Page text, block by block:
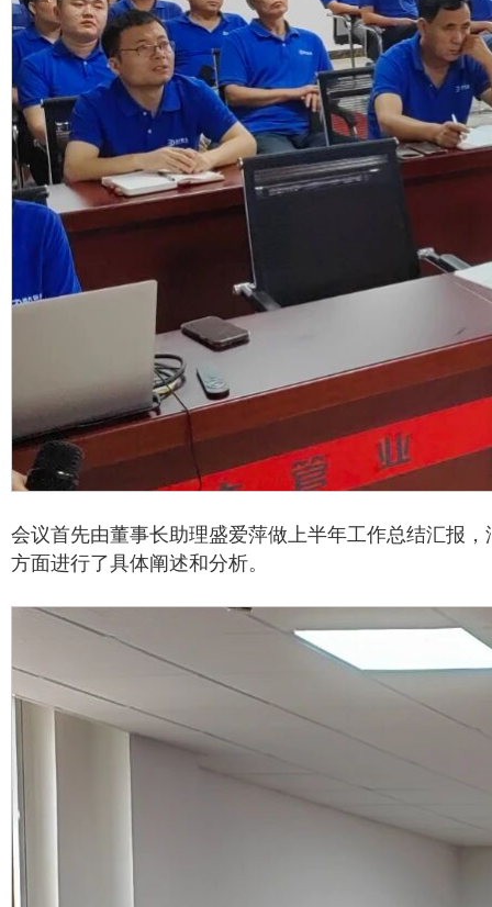
会议首先由董事长助理盛爱萍做上半年工作总结汇报
方面进行了具体阐述和分析。